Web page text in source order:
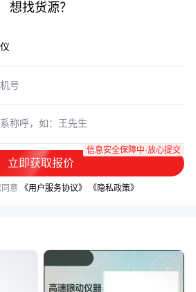
想找货源？
立即获取报价
信息安全保障中·放心提交
意 《用户服务协议》 《隐私政策》